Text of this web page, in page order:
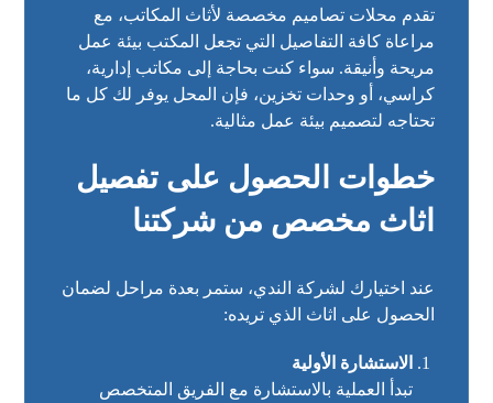
تقدم محلات تصاميم مخصصة لأثاث المكاتب، مع
مراعاة كافة التفاصيل التي تجعل المكتب بيئة عمل
مريحة وأنيقة. سواء كنت بحاجة إلى مكاتب إدارية،
كراسي، أو وحدات تخزين، فإن المحل يوفر لك كل ما
تحتاجه لتصميم بيئة عمل مثالية.
خطوات الحصول على تفصيل
اثاث مخصص من شركتنا
عند اختيارك لشركة الندي، ستمر بعدة مراحل لضمان
الحصول على اثاث الذي تريده:
الاستشارة الأولية
تبدأ العملية بالاستشارة مع الفريق المتخصص